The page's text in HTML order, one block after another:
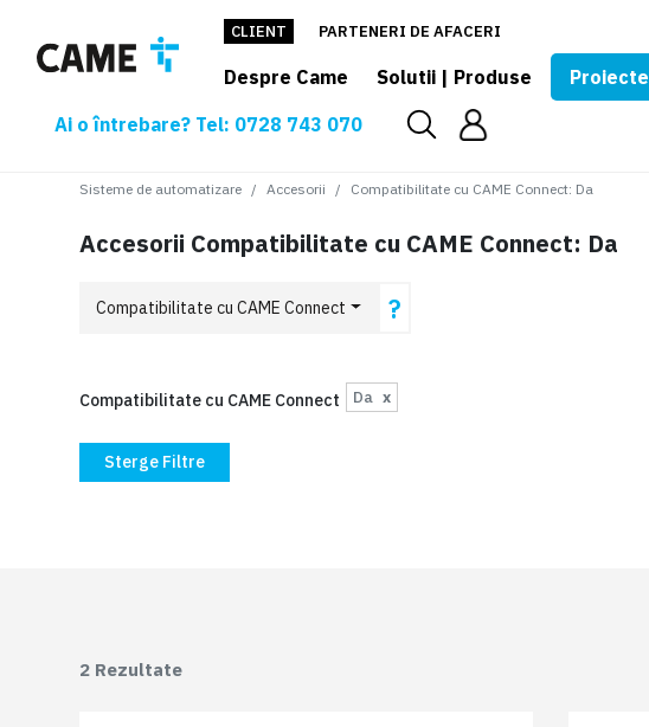
CLIENT PARTENERI DE AFACERI
Despre Came Solutii | Produse Proiecte
Ai o întrebare? Tel: 0728 743 070
Sisteme de automatizare Accesorii Compatibilitate cu CAME Connect: Da
Accesorii Compatibilitate cu CAME Connect: Da
Compatibilitate cu CAME Connect ?
Compatibilitate cu CAME Connect Da x
Sterge Filtre
2 Rezultate